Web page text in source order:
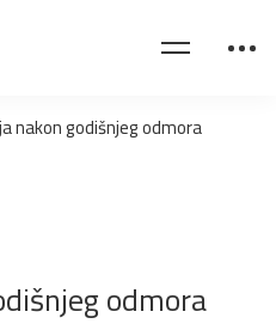
nakon godišnjeg odmora
odmora